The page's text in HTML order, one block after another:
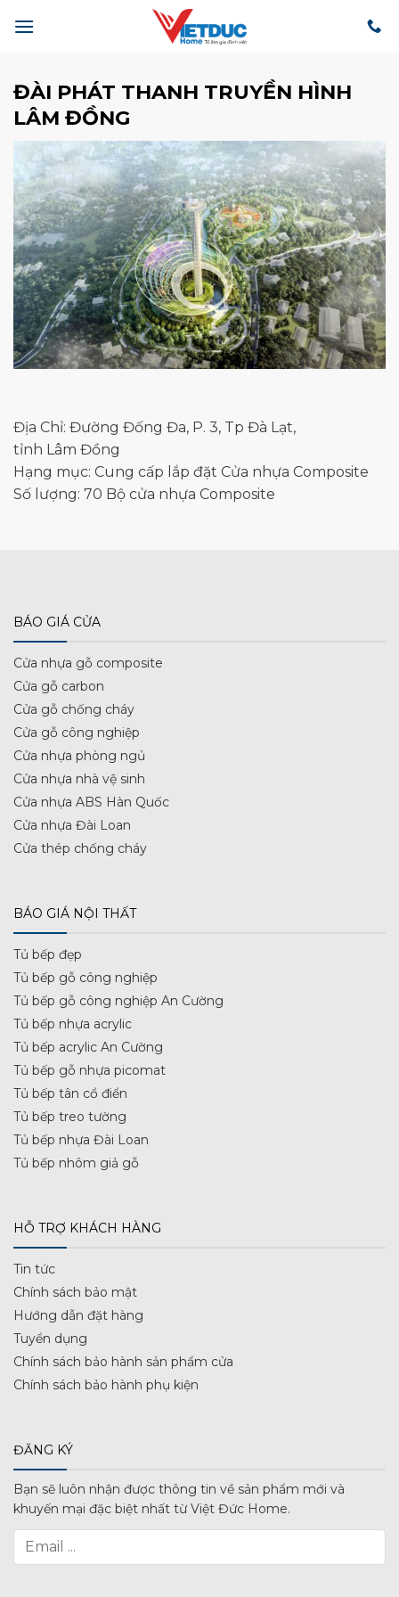
qua
dung
ĐÀI PHÁT THANH TRUYỀN HÌNH
LÂM ĐỒNG
Địa Chỉ: Đường Đống Đa, P. 3, Tp Đà Lạt,
tỉnh Lâm Đồng
Hạng mục: Cung cấp lắp đặt Cửa nhựa Composite
Số lượng: 70 Bộ cửa nhựa Composite
BÁO GIÁ CỬA
Cửa nhựa gỗ composite
Cửa gỗ carbon
Cửa gỗ chống cháy
Cửa gỗ công nghiệp
Cửa nhựa phòng ngủ
Cửa nhựa nhà vệ sinh
Cửa nhựa ABS Hàn Quốc
Cửa nhựa Đài Loan
Cửa thép chống cháy
BÁO GIÁ NỘI THẤT
Tủ bếp đẹp
Tủ bếp gỗ công nghiệp
Tủ bếp gỗ công nghiệp An Cường
Tủ bếp nhựa acrylic
Tủ bếp acrylic An Cường
Tủ bếp gỗ nhựa picomat
Tủ bếp tân cổ điển
Tủ bếp treo tường
Tủ bếp nhựa Đài Loan
Tủ bếp nhôm giả gỗ
HỖ TRỢ KHÁCH HÀNG
Tin tức
Chính sách bảo mật
Hướng dẫn đặt hàng
Tuyển dụng
Chính sách bảo hành sản phẩm cửa
Chính sách bảo hành phụ kiện
ĐĂNG KÝ
Bạn sẽ luôn nhận được thông tin về sản phẩm mới và
khuyến mại đặc biệt nhất từ Việt Đức Home.